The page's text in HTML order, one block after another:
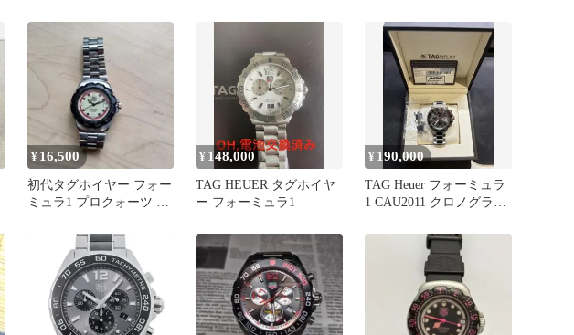
¥ 16,500
初代タグホイヤー フォー
ミュラ1 プロクォーツ ヴ
¥ 148,000
TAG HEUER タグホイヤ
ー フォーミュラ1
¥ 190,000
TAG Heuer フォーミュラ
1 CAU2011 クロノグラフ